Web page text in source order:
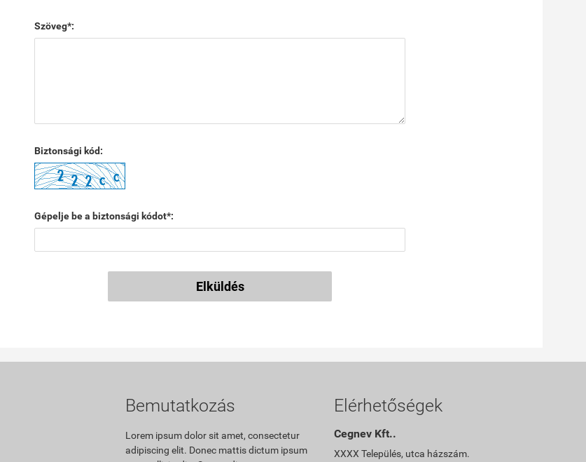
Szöveg*:
Biztonsági kód:
Gépelje be a biztonsági kódot*:
Elküldés
Bemutatkozás
Lorem ipsum dolor sit amet, consectetur
adipiscing elit. Donec mattis dictum ipsum
Elérhetőségek
Cegnev Kft..
XXXX Település, utca házszám.